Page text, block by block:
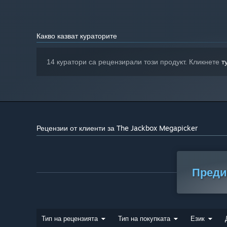
* Считано от 01 януари 2024 Steam клиентът ще поддържа
Какво казват кураторите
14 куратори са рецензирали този продукт. Кликнете
Рецензии от клиенти за The Jackbox Megapicker
Тип на рецензията Тип на покупката Език